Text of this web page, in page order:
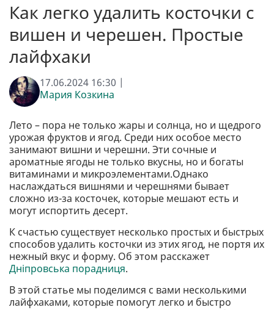
Как легко удалить косточки с
вишен и черешен. Простые
лайфхаки
17.06.2024 16:30 |
Мария Козкина
Лето – пора не только жары и солнца, но и щедрого
урожая фруктов и ягод. Среди них особое место
занимают вишни и черешни. Эти сочные и
ароматные ягоды не только вкусны, но и богаты
витаминами и микроэлементами.Однако
наслаждаться вишнями и черешнями бывает
сложно из-за косточек, которые мешают есть и
могут испортить десерт.
К счастью существует несколько простых и быстрых
способов удалить косточки из этих ягод, не портя их
нежный вкус и форму. Об этом расскажет
Дніпровська порадниця.
В этой статье мы поделимся с вами несколькими
лайфхаками, которые помогут легко и быстро